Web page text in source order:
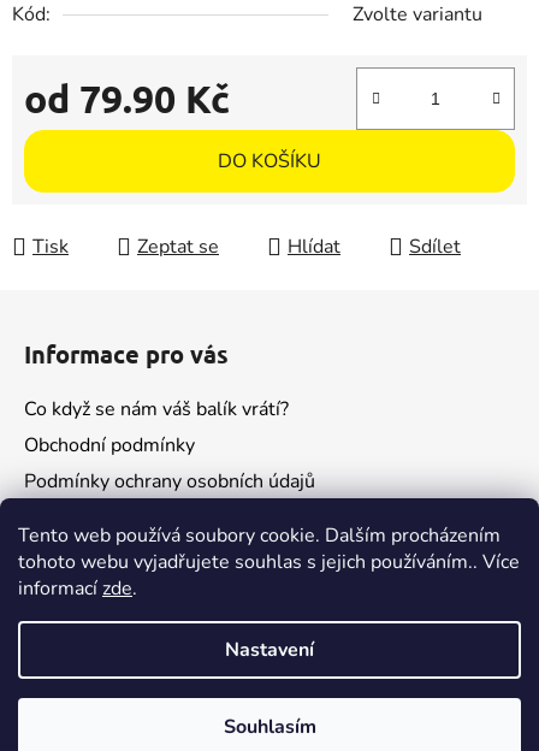
Tento web používá soubory cookie. Dalším procházením
tohoto webu vyjadřujete souhlas s jejich používáním.. Více
informacízde.
Nastavení
Souhlasím
Kód:
Zvolte variantu
od 79.90 Kč
Měrná cena:
DO KOŠÍKU
Tisk Zeptat se Hlídat Sdílet
Informace pro vás
Co když se nám váš balík vrátí?
Obchodní podmínky
Podmínky ochrany osobních údajů
Vytvořil Shoptet